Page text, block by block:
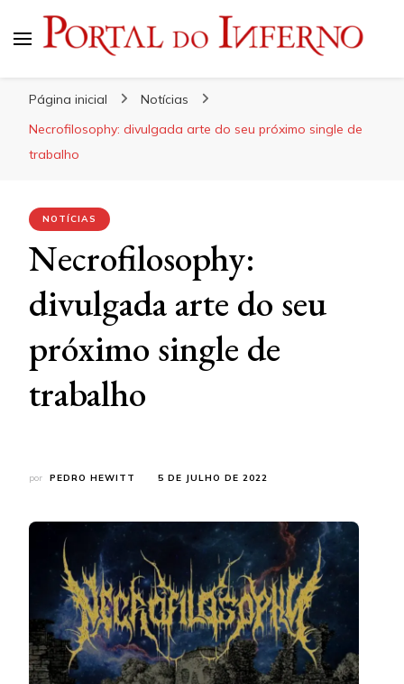
Página inicial
Notícias
Necrofilosophy: divulgada arte do seu próximo single de
trabalho
NOTÍCIAS
Necrofilosophy:
divulgada arte do seu
próximo single de
trabalho
por PEDRO HEWITT 5 DE JULHO DE 2022